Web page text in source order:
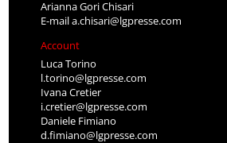
Arianna Gori Chisari
E-maila.chisari@lgpresse.com
Account
Luca Torino
l.torino@lgpresse.com
Ivana Cretier
i.cretier@lgpresse.com
Daniele Fimiano
d.fimiano@lgpresse.com